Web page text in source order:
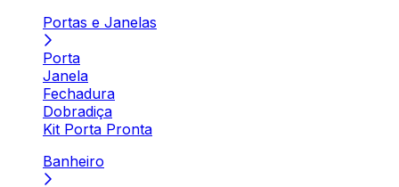
Portas e Janelas
Porta
Janela
Fechadura
Dobradiça
Kit Porta Pronta
Banheiro